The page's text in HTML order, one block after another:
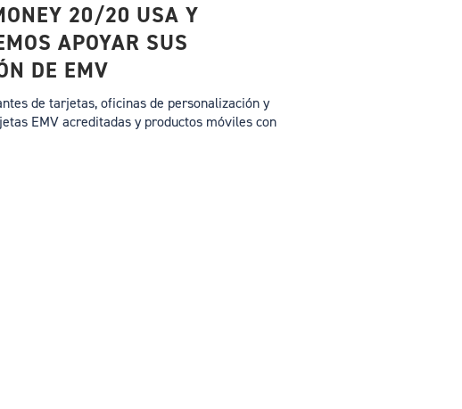
20/20 USA Y
APOYAR SUS
DE EMV
de tarjetas, oficinas de personalización y
EMV acreditadas y productos móviles con